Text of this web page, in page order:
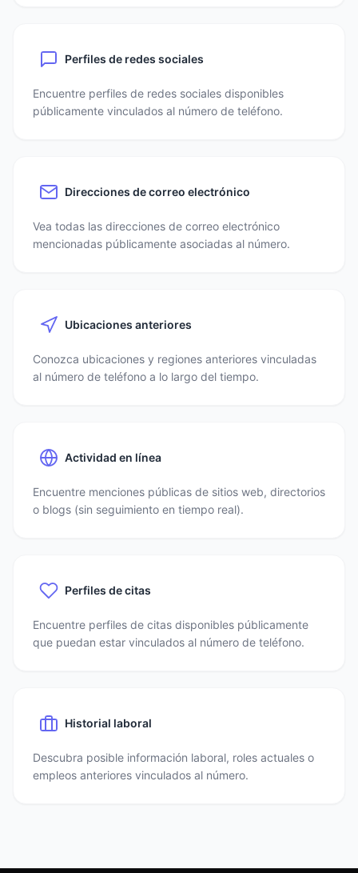
Perfiles de redes sociales
Encuentre perfiles de redes sociales disponibles
públicamente vinculados al número de teléfono.
Direcciones de correo electrónico
Vea todas las direcciones de correo electrónico
mencionadas públicamente asociadas al número.
Ubicaciones anteriores
Conozca ubicaciones y regiones anteriores vinculadas
al número de teléfono a lo largo del tiempo.
Actividad en línea
Encuentre menciones públicas de sitios web, directorios
o blogs (sin seguimiento en tiempo real).
Perfiles de citas
Encuentre perfiles de citas disponibles públicamente
que puedan estar vinculados al número de teléfono.
Historial laboral
Descubra posible información laboral, roles actuales o
empleos anteriores vinculados al número.